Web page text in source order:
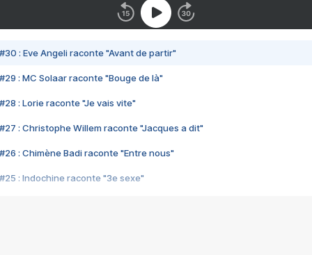
#30 : Eve Angeli raconte "Avant de partir"
#29 : MC Solaar raconte "Bouge de là"
#28 : Lorie raconte "Je vais vite"
#27 : Christophe Willem raconte "Jacques a dit"
#26 : Chimène Badi raconte "Entre nous"
#25 : Indochine raconte "3e sexe"